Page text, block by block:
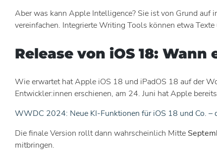
Aber was kann Apple Intelligence? Sie ist von Grund auf
vereinfachen. Integrierte Writing Tools können etwa
Release von iOS 18:
Wie erwartet hat Apple iOS 18 und iPadOS 18 auf der
Entwickler:innen erschienen, am 24. Juni hat Apple
WWDC 2024: Neue KI-Funktionen für iOS 18 und Co. –
Die finale Version rollt dann wahrscheinlich Mitte
mitbringen.